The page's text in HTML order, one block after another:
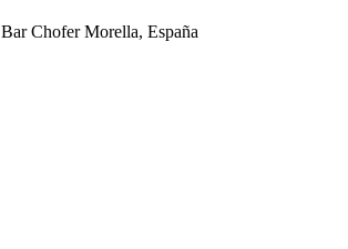
Bar Chofer Morella, España